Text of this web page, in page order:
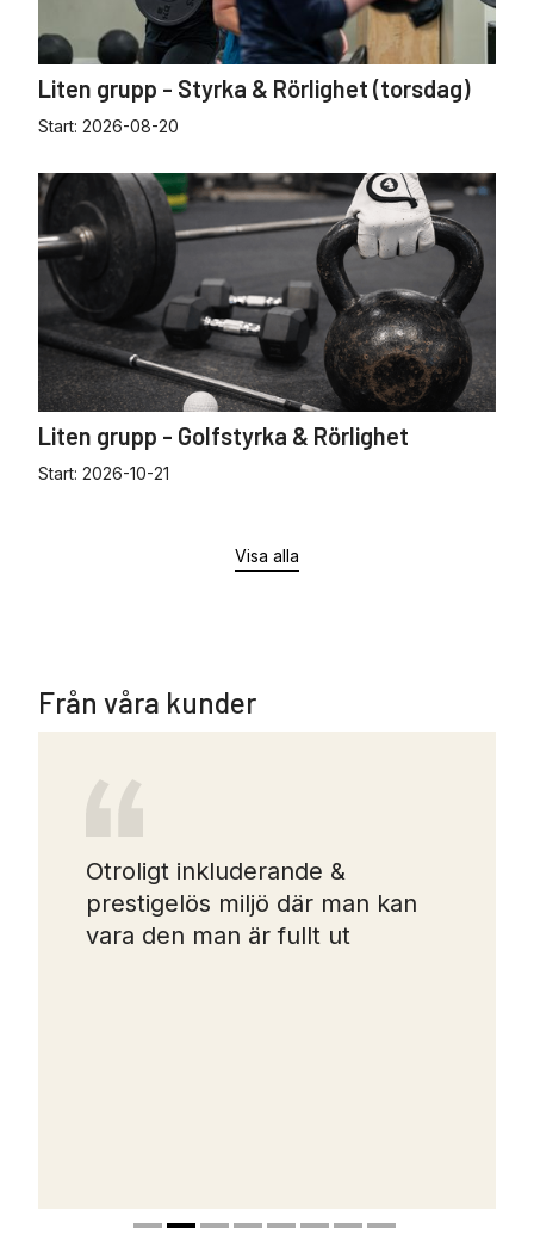
Liten grupp - Styrka & Rörlighet (torsdag)
Start: 2026-08-20
Liten grupp - Golfstyrka & Rörlighet
Start: 2026-10-21
Visa alla
Från våra kunder
Otroligt inkluderande &
prestigelös miljö där man kan
vara den man är fullt ut